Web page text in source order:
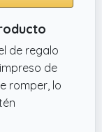
de regalo
de
romper, lo